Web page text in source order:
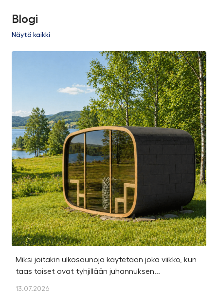
Blogi
Näytä kaikki
Miksi joitakin ulkosaunoja käytetään joka viikko, kun
taas toiset ovat tyhjillään juhannuksen...
13.07.2026